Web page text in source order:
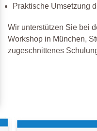
Praktische Umsetzung
Wir unterstützen Sie bei
Workshop in München,
zugeschnittenes